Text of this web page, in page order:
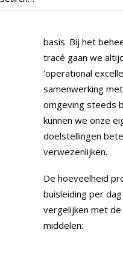
basis. Bij het
tracé gaan we
‘operational
samenwerking
omgeving steeds
kunnen we onze
doelstellingen
verwezenlijken.
De hoeveelheid
buisleiding per
vergelijken met
middelen: